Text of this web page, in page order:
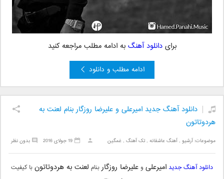
برایدانلود آهنگ به ادامه مطلب مراجعه کنید
ادامه مطلب و دانلود
دانلود آهنگ جدید امیرعلی و علیرضا روزگار بنام لعنت به
هردوتاتون
موضوعات:آرشیو ,آهنگ عاشقانه ,تک آهنگ ,غمگین بدون نظر 19 جولای 2016
دانلود آهنگ جدید امیرعلی وعلیرضا روزگاربنام لعنت به هردوتاتونبا کیفیت